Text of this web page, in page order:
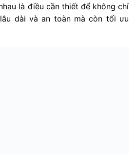
là điều cần thiết để không chỉ
dài và an toàn mà còn tối ưu